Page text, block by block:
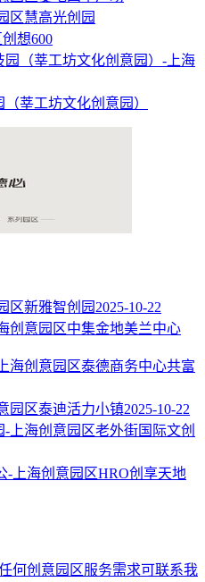
慧高光创园
创想600
莘工坊文化创意园）
新雅智创园 2025-10-22
中集金地美兰中心
泰德商务中心共富
泰迪活力小镇2025-10-22
老外街国际文创
HRO创享天地
何创意园区服务需求可联系我